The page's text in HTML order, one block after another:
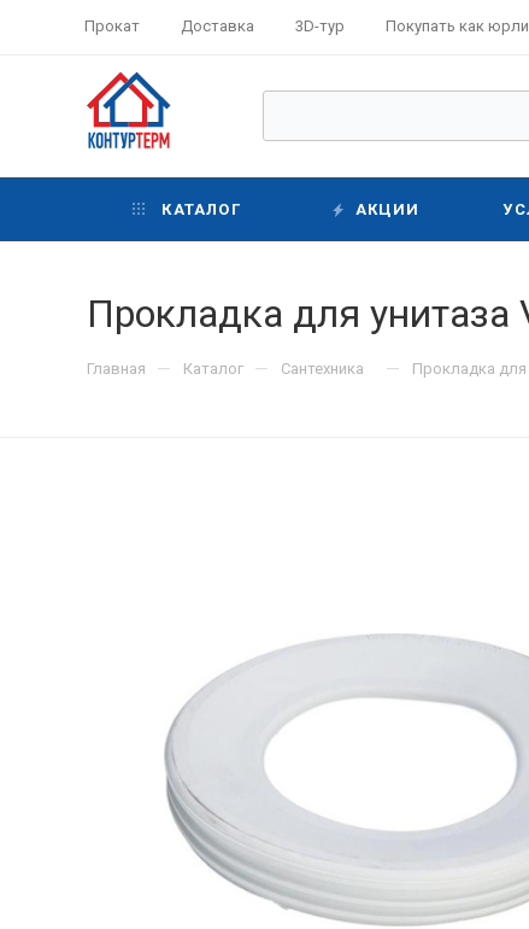
Прокат Доставка 3D-тур Покупать как
КАТАЛОГ АКЦИИ
Прокладка для унитаза
Главная — Каталог — Сантехника — Прокладка для